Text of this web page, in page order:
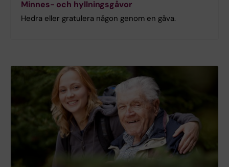
Minnes- och hyllningsgåvor
Hedra eller gratulera någon genom en gåva.